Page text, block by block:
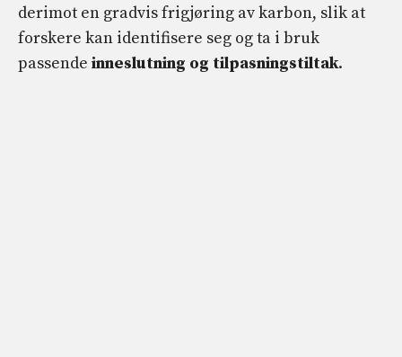
derimot en gradvis frigjøring av karbon, slik at
forskere kan identifisere seg og ta i bruk
passende inneslutning og tilpasningstiltak.